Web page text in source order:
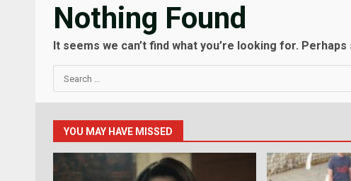
Nothing Found
It seems we can’t find what you’re looking for.
Search
for:
YOU MAY HAVE MISSED